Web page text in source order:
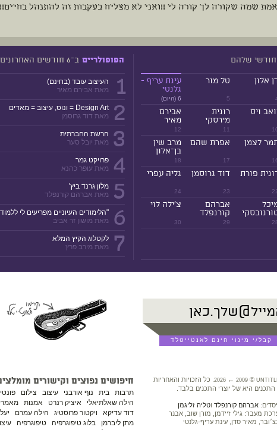
שמה שקורה לך קורה לי !!ואני לא מצליח בעקבות זה להתנהל
שלהם
אלון
5
טל מור
6 (היום)
עינת עריף -
גלנטי
ויס
11
רונית
מירסקי
12
אבירם
מאיר
לצמן
17
אפרת שהם
18
מרב שין
בן־אלון
פורת
23
דוד גרוסמן
24
גליה עפרי
29
אברהם
קורנפלד
30
צ'ילה לוי
הפופולריים ב־6 חודשים האחרונים
1
העיצוב עובד (בחינם)
מאת אבירם מאיר
2
Design Art = ונוס, עיצוב = מאדים
מאת דוד גרוסמן
3
הרשת החברתית
מאת יובל סער
4
פרויקט גמר
מאת עופר כהנא
5
מלון גרנד ביץ'
מאת אברהם קורנפלד
6
"הלימודים העיוניים מפריעים לי
מאת מושון זר אביב
7
לקטלוג הקיץ המלא
מאת מירב פרץ
חיפושים נפוצים וקישורים
תרבות בית נוף אורבני עיצוב צילום
הילה שאלתיאלי
איציק רנרט אמנות
דוד עדיקא
ויקטור פרוסטיג הילה עמרם
מתן ליברמן
בלוג טיפוגרפיה טיפוגרפיה
2026 ← 2009 ©
. כל הזכויות והאחריות
התכנים היא של יוצרי התכנים בלבד.
אברהם קורנפלד וטליה זליגמן
מעבר: גילי זיידמן, מורן שוב, אבנר
מאיר סדן, עינת עריף-גלנטי